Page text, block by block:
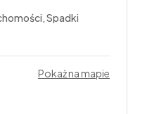
Spadki
Pokaż na mapie